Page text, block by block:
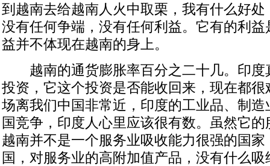
到越南去给越南人火中取栗，我有什么好
没有任何争端，没有任何利益。它有的利
益并不体现在越南的身上。
越南的通货膨胀率百分之二十几。印度
投资，它这个投资是否能收回来，现在都
场离我们中国非常近，印度的工业品、制
国竞争，印度人心里应该很有数。虽然它
越南并不是一个服务业吸收能力很强的国
国，对服务业的高附加值产品，没有什么